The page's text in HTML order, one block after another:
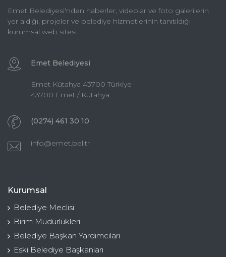
Emet Belediyesi'nden haberler, videolar ve foto galerilerin
yer aldığı, projeler ve belediye hizmetlerinin tanıtıldığı
kurumsal web sitesi.
Emet Belediyesi
Emet Kütahya 43700 Türkiye
43700 Emet / Kütahya
(0274) 461 30 10
info@emet.bel.tr
Kurumsal
Belediye Meclisi
Birim Müdürlükleri
Belediye Başkan Yardımcıları
Eski Belediye Başkanları